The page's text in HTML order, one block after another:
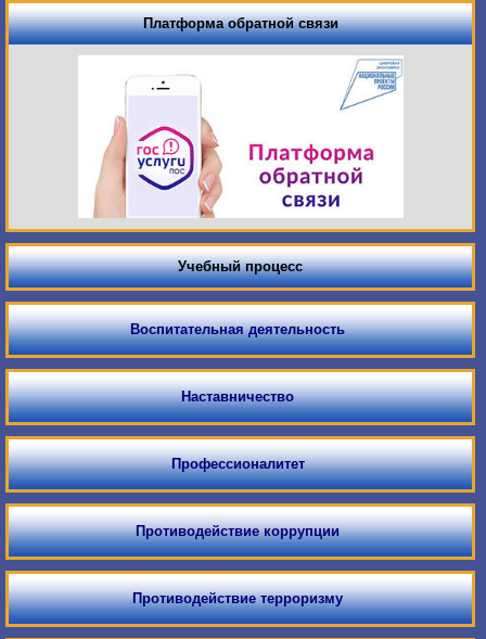
Платформа обратной связи
Учебный процесс
Воспитательная деятельность
Наставничество
Профессионалитет
Противодействие коррупции
Противодействие терроризму